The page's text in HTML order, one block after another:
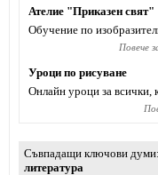
Ателие "Приказен свят"
Обучение по
Повече
Уроци по рисуване
Онлайн уроци за всички,
Съвпадащи ключови думи
литература